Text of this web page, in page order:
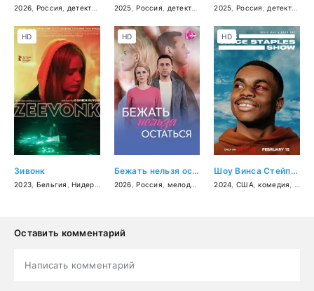
2026 Россия детектив мелодрама,криминал
2025 ,Россия детектив 2025 Россия детектив
Зивонк
2023 Бельгия ,Нидерланды ,семейный
HD
Бежать нельзя остаться
2026 ,Россия мелодрама
HD
Шоу Винса Стейплса
2024 США ,комедия
HD
Оставить комментарий
Написать комментарий